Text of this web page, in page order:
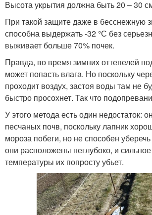
Высота укрытия должна быть 20 – 30
При такой защите даже в бесснежную
способна выдержать -32 °С без
выживает больше 70% почек.
Правда, во время зимних оттепелей
может попасть влага. Но поскольку
проходит воздух, застоя воды там не
быстро просохнет. Так что
У этого метода есть один недостаток:
песчаных почв, поскольку лапник
мороза побеги, но не способен
они расположены неглубоко, и
температуры их попросту убьет.